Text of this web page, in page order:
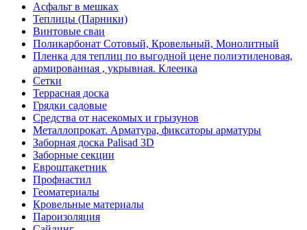
Асфальт в мешках
Теплицы (Парники)
Винтовые сваи
Поликарбонат Сотовый, Кровельный, Монолитный
Пленка для теплиц по выгодной цене полиэтиленовая,
армированная , укрывная. Клеенка
Сетки
Террасная доска
Грядки садовые
Средства от насекомых и грызунов
Металлопрокат. Арматура, фиксаторы арматуры
Заборная доска Palisad 3D
Заборные секции
Евроштакетник
Профнастил
Геоматериалы
Кровельные материалы
Пароизоляция